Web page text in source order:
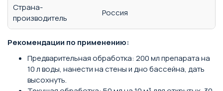
Страна-
производитель
Россия
Рекомендации по применению:
Предварительная обработка: 200 мл препарата на
10 л воды, нанести на стены и дно бассейна, дать
высохнуть.